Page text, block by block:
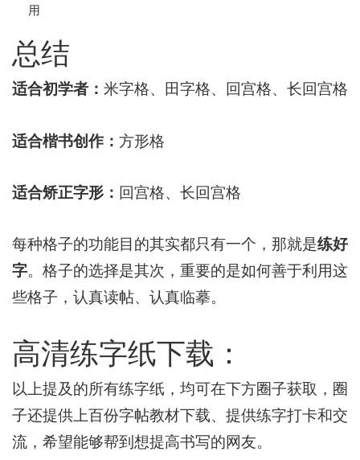
用
总结
适合初学者： 米字格、田字格、回宫格、长回宫格
适合楷书创作： 方形格
适合矫正字形： 回宫格、长回宫格
每种格子的功能目的其实都只有一个，那就是练好
字。格子的选择是其次，重要的是如何善于利用这
些格子，认真读帖、认真临摹。
高清练字纸下载：
以上提及的所有练字纸，均可在下方圈子获取，圈
子还提供上百份字帖教材下载、提供练字打卡和交
流，希望能够帮到想提高书写的网友。